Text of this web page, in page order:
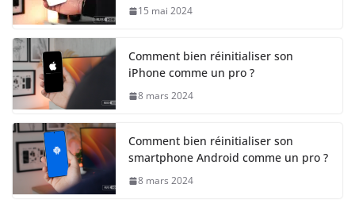
15 mai 2024
Comment bien réinitialiser son
iPhone comme un pro ?
8 mars 2024
Comment bien réinitialiser son
smartphone Android comme un pro ?
8 mars 2024